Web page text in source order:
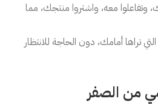
معه، واشتروا منتجك، مما
تراها أمامك، دون الحاجة للانتظار
من الصفر